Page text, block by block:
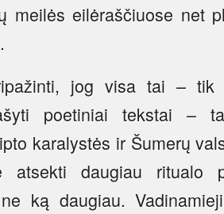
meilės eilėraščiuose net
jog visa tai – tik
poetiniai tekstai –
karalystės ir Šumerų
daugiau ritualo
ką daugiau.